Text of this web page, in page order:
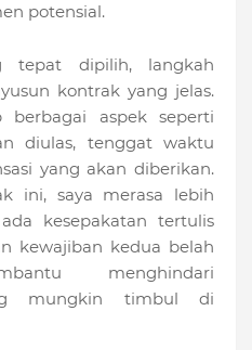
potensial.
tepat dipilih, langkah
kontrak yang jelas.
aspek seperti
diulas, tenggat waktu
yang akan diberikan.
ini, saya merasa lebih
kesepakatan tertulis
kewajiban kedua belah
menghindari
mungkin timbul di